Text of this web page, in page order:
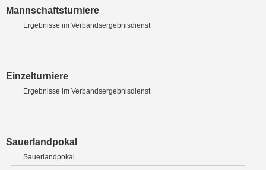
Mannschaftsturniere
Ergebnisse im Verbandsergebnisdienst
Einzelturniere
Ergebnisse im Verbandsergebnisdienst
Sauerlandpokal
Sauerlandpokal